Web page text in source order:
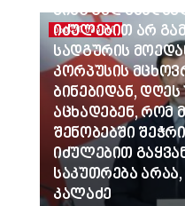
ᲐᲮᲐᲚᲘ ᲐᲛᲑᲔᲑᲘ
ვინც
იძულებით არ
სადგურის
კორპუსის
ბინებიდან,
აცხადებენ, რომ
შენობებში
იძულებით
საკუთრება
კალაძე